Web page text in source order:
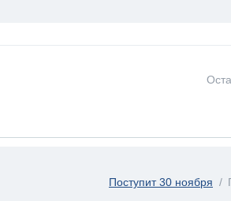
Поступит 30 ноября